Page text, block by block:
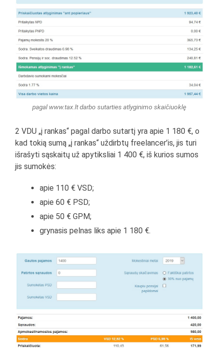
pagal www.tax.lt darbo sutarties atlyginimo skaičiuoklę
2 VDU „į rankas“ pagal darbo sutartį yra apie 1 180 €, o
kad tokią sumą „į rankas“ uždirbtų freelancer’is, jis turi
išrašyti sąskaitų už apytiksliai 1 400 €, iš kurios sumos
jis sumokės:
apie 110 € VSD;
apie 60 € PSD;
apie 50 € GPM;
grynasis pelnas liks apie 1 180 €.